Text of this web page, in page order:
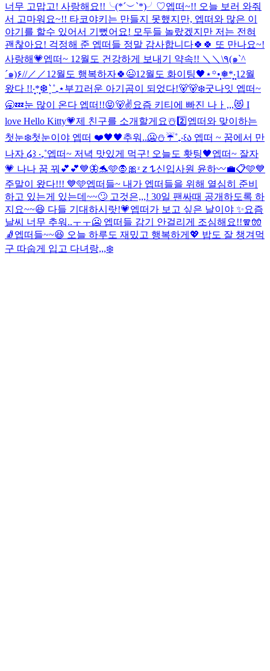
너무 고맙고! 사랑해요!!╰(*´︶`*)╯♡엡떠~!! 오늘 보러 와줘
서 고마워요~!! 타코야키는 만들지 못했지만, 엡떠와 많은 이
야기를 할수 있어서 기뻤어요! 모두들 놀랐겠지만 저는 전혀
괜찮아요! 걱정해 준 엡떠들 정말 감사합니다🍀🍀 또 만나요~!
사랑해💗엡떠~ 12월도 건강하게 보내기 약속!! ＼＼\٩(๑`^
´๑)۶//／／12월도 행복하자🍀😉12월도 화이팅🖤 ⋆꙳•̩̩͙❅*̩̩͙‧͙12월
왔다 !!‧͙*̩̩͙❆ ͙͛ ˚₊⋆부끄러운 아기곰이 되었다!🐻🐻‍❄️굿나잇 엡떠~
🥱💤눈 많이 온다 엡떠!!😝🐻✌️요즘 키티에 빠진 나ㅏ,,,😻 I
love Hello Kitty💗제 친구를 소개할게요☃️2️⃣ 엡떠와 맞이하는
첫눈❄️첫눈이야 엡떠 ❤️🖤🖤추워..🥶⛄️☔️˚₊‧꒰ა 엡떠 ~ 꿈에서 만
나자 ໒꒱ ‧₊˚엡떠~ 저녁 맛있게 먹구! 오늘도 홧팅🖤엡떠~ 잘자
💗 나나 꿈 꿔💕💕💙🦋🐬🩵🧛🎀 ᶻ 𝗓 𐰁신입사원 윤하〰️💼📋🩵💙
주말이 왔다!!! 💙🩵엡떠들~ 내가 엡떠들을 위해 열심히 준비
하고 있는게 있는데~~🙄 고것은,,,! 30일 팬싸때 공개하도록 하
지요~~😆 다들 기대하시랏!💗엡떠가 보고 싶은 날이야 ✨요즘
날씨 너무 추워..ㅜㅜ🥶 엡떠들 감기 안걸리게 조심해요!!🧣🧤
🧦 엡떠들~~😆 오늘 하루도 재밌고 행복하게💖 밥도 잘 챙겨먹
구 따숩게 입고 다녀랑,,,❄️